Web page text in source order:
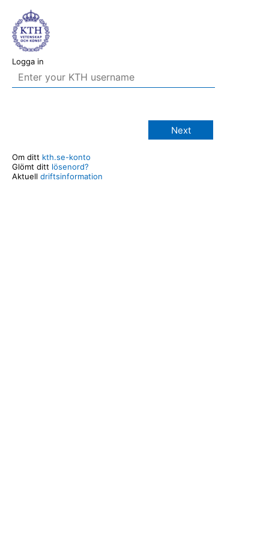
Logga in
Next
Om ditt kth.se-konto
Glömt ditt lösenord?
Aktuell driftsinformation